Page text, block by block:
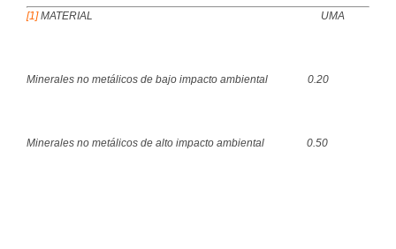
[1] MATERIAL UMA
Minerales no metálicos de bajo impacto ambiental 0.20
Minerales no metálicos de alto impacto ambiental 0.50